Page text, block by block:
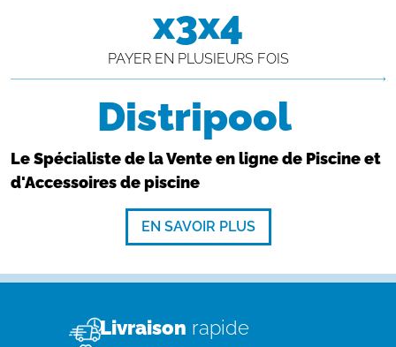
x3x4
PAYER EN PLUSIEURS FOIS
Distripool
Le Spécialiste de la Vente en ligne de Piscine et
d'Accessoires de piscine
EN SAVOIR PLUS
Livraison rapide